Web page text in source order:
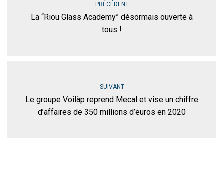
PRÉCÉDENT
La “Riou Glass Academy” désormais ouverte à
tous !
SUIVANT
Le groupe Voilàp reprend Mecal et vise un chiffre
d’affaires de 350 millions d’euros en 2020